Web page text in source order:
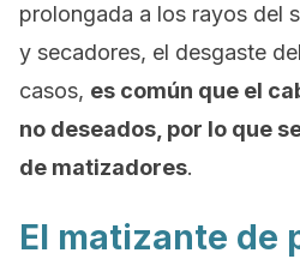
prolongada a los rayos del
y secadores, el desgaste
casos, es común que el
no deseados, por lo que
de matizadores.
El matizante de